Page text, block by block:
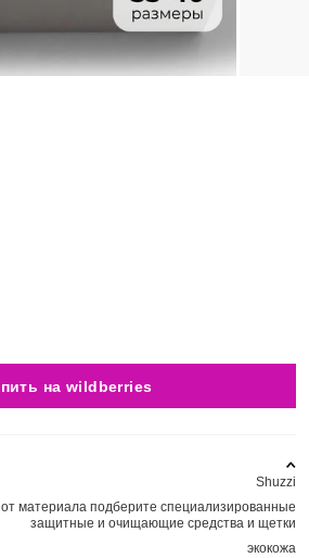
на wildberries
Shuzzi
от материала подберите специализированные
защитные и очищающие средства и щетки
экокожа